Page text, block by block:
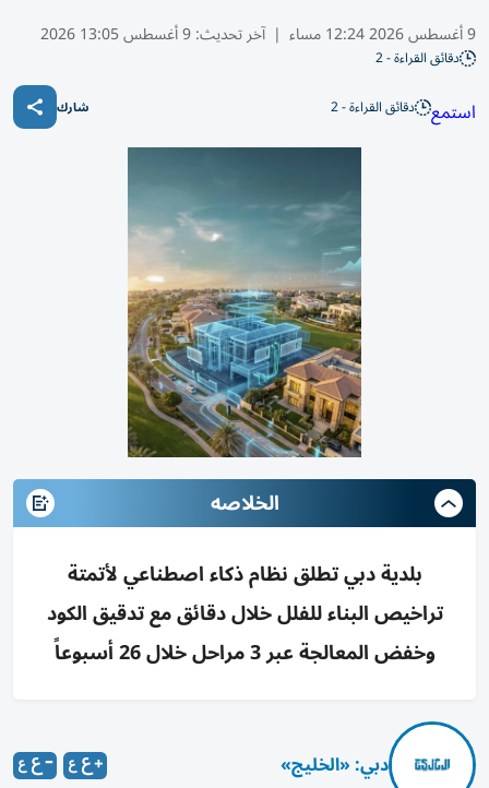
9 أغسطس 2026 12:24 مساء | آخر تحديث:9 أغسطس 13:05 2026
دقائق القراءة - 2
استمع دقائق القراءة - 2 شارك
الخلاصه
بلدية دبي تطلق نظام ذكاء اصطناعي لأتمتة
تراخيص البناء للفلل خلال دقائق مع تدقيق الكود
وخفض المعالجة عبر 3 مراحل خلال 26 أسبوعاً
دبي: «الخليج»